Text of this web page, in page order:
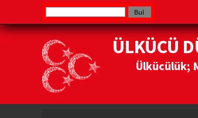
ÜLKÜCÜ
Ülkücülük;